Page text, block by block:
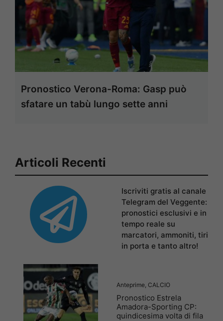
Pronostico Verona-Roma: Gasp può
sfatare un tabù lungo sette anni
Articoli Recenti
Iscriviti gratis al canale
Telegram del Veggente:
pronostici esclusivi e in
tempo reale su
marcatori, ammoniti, tiri
in porta e tanto altro!
Anteprime CALCIO
Pronostico Estrela
Amadora-Sporting CP:
quindicesima volta di fila